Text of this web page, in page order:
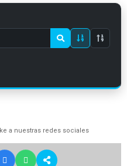
a nuestras redes sociales